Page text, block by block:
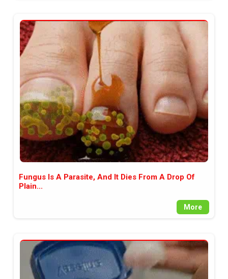
Fungus Is A Parasite, And It Dies From A Drop Of
Plain...
More